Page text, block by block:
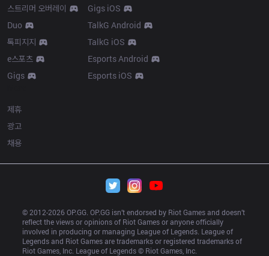
스트리머 오버레이
Duo
톡피지지
e스포츠
Gigs
Gigs iOS
TalkG Android
TalkG iOS
Esports Android
Esports iOS
제휴
광고
채용
© 2012-2026 OP.GG. OP.GG isn’t endorsed by Riot Games and doesn’t
reflect the views or opinions of Riot Games or anyone officially
involved in producing or managing League of Legends. League of
Legends and Riot Games are trademarks or registered trademarks of
Riot Games, Inc. League of Legends © Riot Games, Inc.